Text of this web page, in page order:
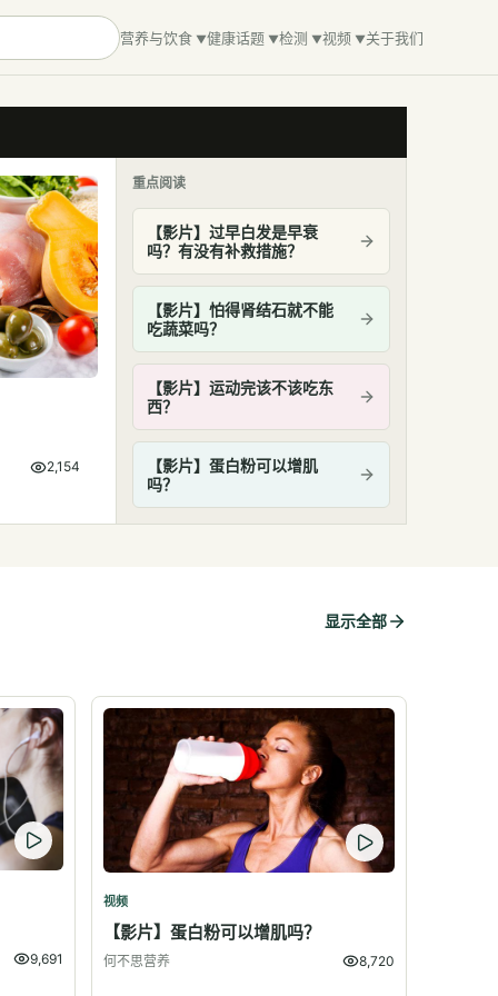
营养与饮食 健康话题 检测 视频 关于我们
2,154
重点阅读
【影片】过早白发是早衰
吗？有没有补救措施？
【影片】怕得肾结石就不能
吃蔬菜吗？
【影片】运动完该不该吃东
西？
【影片】蛋白粉可以增肌
吗？
显示全部
9,691
视频
【影片】蛋白粉可以增肌吗？
何不思营养 8,720